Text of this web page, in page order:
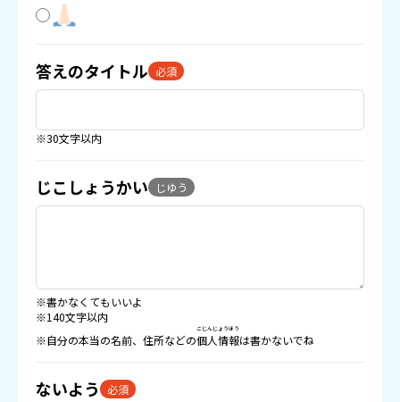
答えのタイトル 必須
※30文字以内
じこしょうかい じゆう
※書かなくてもいいよ
※140文字以内
※自分の本当の名前、住所などの個人情報
こじんじょうほう
は書かないでね
ないよう 必須